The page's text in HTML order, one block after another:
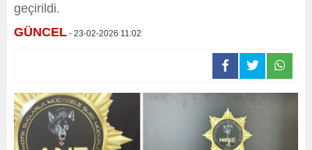
geçirildi.
GÜNCEL - 23-02-2026 11:02